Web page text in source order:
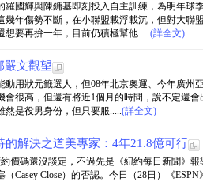
羅國輝與陳鏞基即刻投入自主訓練，為明年球
幾年傷勢不斷，在小聯盟載浮載沉，但對大聯
要再拚一年，目前仍積極幫他.....(詳全文)
嚴文觀望
動用狀元籤選人，但08年北京奧運、今年廣州
會很高，但還有將近1個月的時間，說不定還
然是役男身份，但只要服.....(詳全文)
的解決之道美專家：4年21.8億可行
約價碼還沒談定，不過先是《紐約每日新聞》
Casey Close）的否認。今日（28日）《